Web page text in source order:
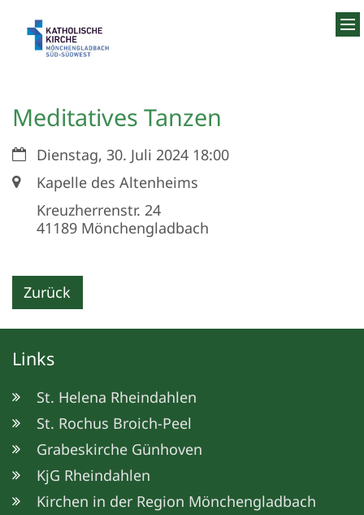
Meditatives Tanzen
Datum:Dienstag, 30. Juli 2024 18:00
Ort:Kapelle des Altenheims
Kreuzherrenstr. 24
41189 Mönchengladbach
Zurück
Links
St. Helena Rheindahlen
St. Rochus Broich-Peel
Grabeskirche Günhoven
KjG Rheindahlen
Kirchen in der Region Mönchengladbach